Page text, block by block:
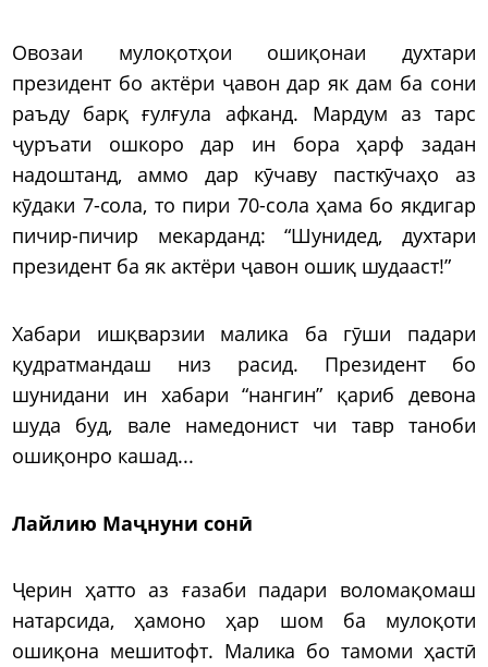
Овозаи мулоқотҳои ошиқонаи духтари
президент бо актёри ҷавон дар як дам ба сони
раъду барқ ғулғула афканд. Мардум аз тарс
ҷуръати ошкоро дар ин бора ҳарф задан
надоштанд, аммо дар кӯчаву пасткӯчаҳо аз
кӯдаки 7-сола, то пири 70-сола ҳама бо якдигар
пичир-пичир мекарданд: “Шунидед, духтари
президент ба як актёри ҷавон ошиқ шудааст!”
Хабари ишқварзии малика ба гӯши падари
қудратмандаш низ расид. Президент бо
шунидани ин хабари “нангин” қариб девона
шуда буд, вале намедонист чи тавр таноби
ошиқонро кашад...
Лайлию Маҷнуни сонӣ
Ҷерин ҳатто аз ғазаби падари воломақомаш
натарсида, ҳамоно ҳар шом ба мулоқоти
ошиқона мешитофт. Малика бо тамоми ҳастӣ